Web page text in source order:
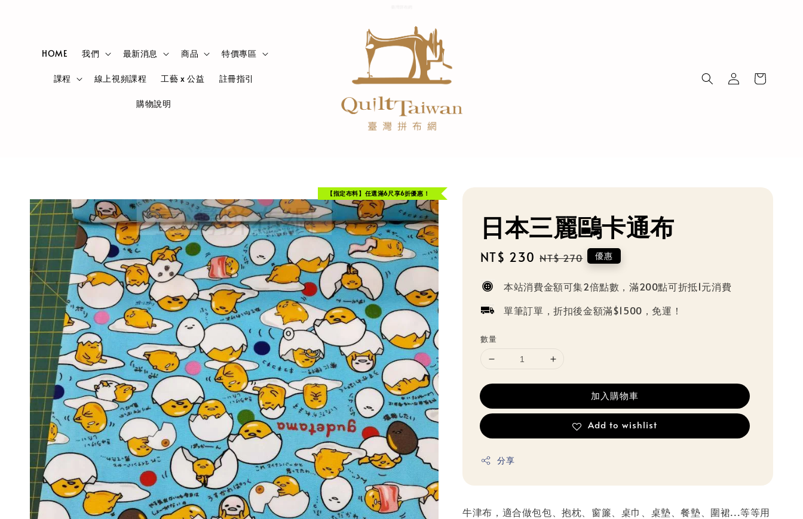
HOME 我們 最新消息 商品 特價專區
課程 線上視頻課程 工藝 x 公益 註冊指引
購物說明
【指定布料】任選滿6尺享6折優惠！
日本三麗鷗卡通布
Sale
NT$ 230 Regular
NT$ 270 優惠
本站消費金額可集2倍點數，滿200點可折抵1元消費
單筆訂單，折扣後金額滿$1500，免運！
數量
加入購物車
Add to wishlist
分享
牛津布，適合做包包、抱枕、窗簾、桌巾、桌墊、餐墊、圍裙...等等用